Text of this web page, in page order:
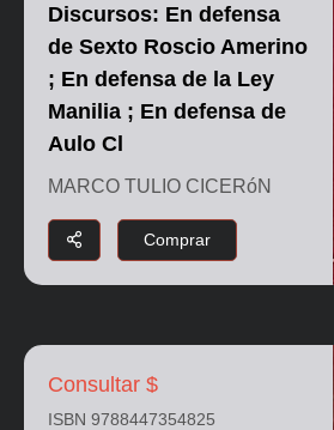
Discursos: En defensa
de Sexto Roscio Amerino
; En defensa de la Ley
Manilia ; En defensa de
Aulo Cl
MARCO TULIO CICERóN
Comprar
Consultar $
ISBN 9788447354825